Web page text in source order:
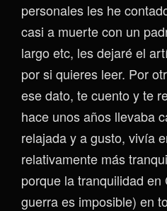
personales les he
casi a muerte con un
largo etc, les dejaré el
por si quieres leer. Por
ese dato, te cuento y te
hace unos años llevaba
relajada y a gusto, vivía
relativamente más
porque la tranquilidad
guerra es imposible) en